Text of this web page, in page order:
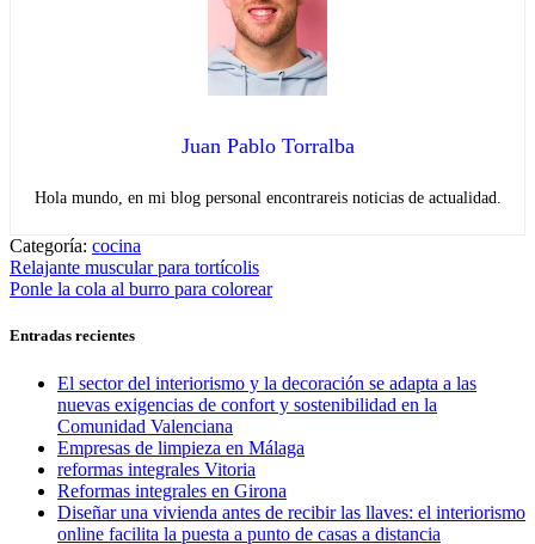
Juan Pablo Torralba
Hola mundo, en mi blog personal encontrareis noticias de actualidad.
Categoría: cocina
Navegación
de
entradas
Entrada
anterior:
Relajante muscular para tortícolis
Entrada
Ponle la cola al burro para colorear
Entradas recientes
El sector del interiorismo y la decoración se adapta a las
nuevas exigencias de confort y sostenibilidad en la
Comunidad Valenciana
Empresas de limpieza en Málaga
reformas integrales Vitoria
Reformas integrales en Girona
Diseñar una vivienda antes de recibir las llaves: el interiorismo
online facilita la puesta a punto de casas a distancia